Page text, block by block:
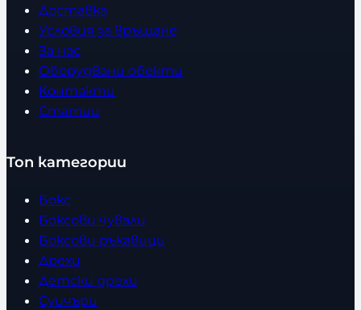
Доставка
Условия за връщане
За нас
Оборудвани обекти
Контакти
Статии
Топ категории
Бокс
Боксови чували
Боксови ръкавици
Дрехи
Детски дрехи
Суичъри